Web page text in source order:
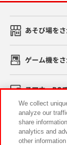
あそび場を
ゲーム機を
スマホ・PC
イベント・
We collect
analyze our
share
analytics and
other